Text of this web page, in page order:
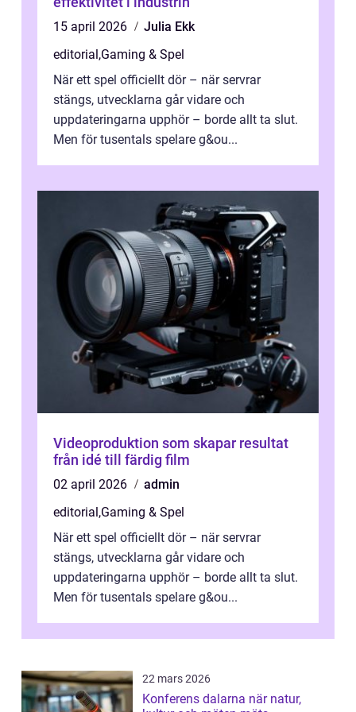
15 april 2026
Julia Ekk
editorial,Gaming & Spel
När ett spel officiellt dör – när servrar
stängs, utvecklarna går vidare och
uppdateringarna upphör – borde allt ta slut.
Men för tusentals spelare g&ou...
Videoproduktion som skapar resultat
från idé till färdig film
02 april 2026
admin
editorial,Gaming & Spel
När ett spel officiellt dör – när servrar
stängs, utvecklarna går vidare och
uppdateringarna upphör – borde allt ta slut.
Men för tusentals spelare g&ou...
22 mars 2026
Konferens dalarna när natur,